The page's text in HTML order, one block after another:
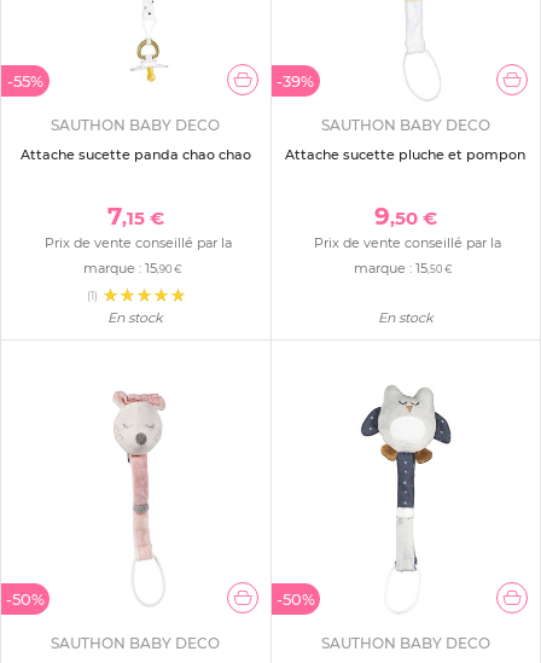
-55%
SAUTHON BABY DECO
Attache sucette panda chao chao
7,15 €
Prix de vente conseillé par la
marque :15 ,90 €
(1)
En stock
-39%
SAUTHON BABY DECO
Attache sucette pluche et pompon
9,50 €
Prix de vente conseillé par la
marque : 15,50 €
En stock
-50%
SAUTHON BABY DECO
-50%
SAUTHON BABY DECO